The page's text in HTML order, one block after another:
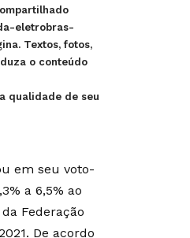
eletrobras-
Textos, fotos,
o conteúdo
qualidade de seu
em seu voto-
a 6,5% ao
Federação
De acordo